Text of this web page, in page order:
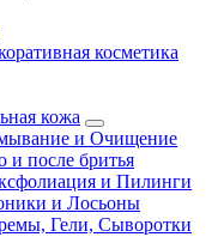
косметика
кожа
и Очищение
и после бритья
и Пилинги
и Лосьоны
Гели, Сыворотки